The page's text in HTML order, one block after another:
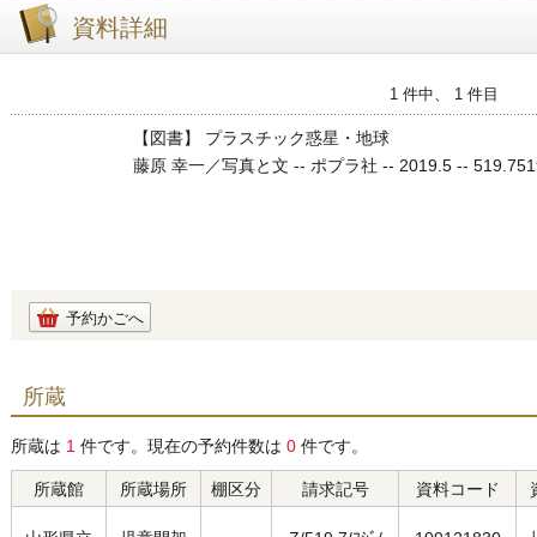
資料詳細
1 件中、 1 件目
【図書】 プラスチック惑星・地球
藤原 幸一／写真と文 -- ポプラ社 -- 2019.5 --
予約かごへ
所蔵
所蔵は 1 件です。現在の予約件数は 0 件です。
所蔵館 所蔵場所 棚区分 請求記号 資料コード